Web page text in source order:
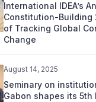
International IDEA’s
Constitution-Building
of Tracking Global
Change
August 14, 2025
Seminary on
Gabon shapes its 5th